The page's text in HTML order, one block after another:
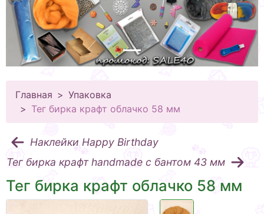
Главная
Упаковка
Тег бирка крафт облачко 58 мм
Наклейки Happy Birthday
Тег бирка крафт handmade с бантом 43 мм
Тег бирка крафт облачко 58 мм